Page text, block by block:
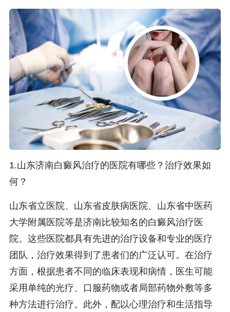
1.山东济南白癜风治疗的医院有哪些？治疗效果如
何？
山东省立医院、山东省皮肤病医院、山东省中医药
大学附属医院等是济南比较知名的白癜风治疗医
院。这些医院都具有先进的治疗设备和专业的医疗
团队，治疗效果得到了患者们的广泛认可。在治疗
方面，根据患者不同的临床表现和病情，医生可能
采用单纯的光疗、口服药物或者局部药物外敷等多
种方法进行治疗。此外，配以心理治疗和生活指导